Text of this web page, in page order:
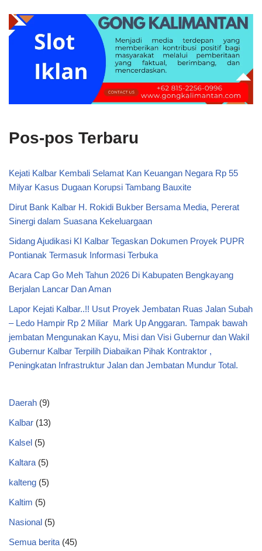
Pos-pos Terbaru
Kejati Kalbar Kembali Selamat Kan Keuangan Negara Rp 55
Milyar Kasus Dugaan Korupsi Tambang Bauxite
Dirut Bank Kalbar H. Rokidi Bukber Bersama Media, Pererat
Sinergi dalam Suasana Kekeluargaan
Sidang Ajudikasi KI Kalbar Tegaskan Dokumen Proyek PUPR
Pontianak Termasuk Informasi Terbuka
Acara Cap Go Meh Tahun 2026 Di Kabupaten Bengkayang
Berjalan Lancar Dan Aman
Lapor Kejati Kalbar..!! Usut Proyek Jembatan Ruas Jalan Subah
– Ledo Hampir Rp 2 Miliar Mark Up Anggaran. Tampak bawah
jembatan Mengunakan Kayu, Misi dan Visi Gubernur dan Wakil
Gubernur Kalbar Terpilih Diabaikan Pihak Kontraktor ,
Peningkatan Infrastruktur Jalan dan Jembatan Mundur Total.
Daerah (9)
Kalbar (13)
Kalsel (5)
Kaltara (5)
kalteng (5)
Kaltim (5)
Nasional (5)
Semua berita (45)